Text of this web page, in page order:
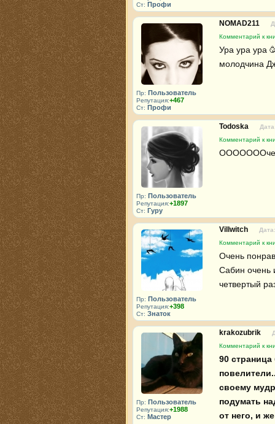
Ст: Профи
Пр: Пользователь
Репутация:+467
Ст: Профи
NOMAD211
Комментарий к
Ура ура ура
молодчина
Пр: Пользователь
Репутация:+1897
Ст: Гуру
Todoska
Комментарий к
Пр: Пользователь
Репутация:+398
Ст: Знаток
Villwitch
Комментарий к
Очень
Сабин очень
четвертый
Пр: Пользователь
Репутация:+1988
Ст: Мастер
krakozubrik
Комментарий к
90
своему
подумать
от него, и